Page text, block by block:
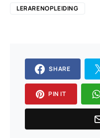
LERARENOPLEIDING
SHARE
PIN IT